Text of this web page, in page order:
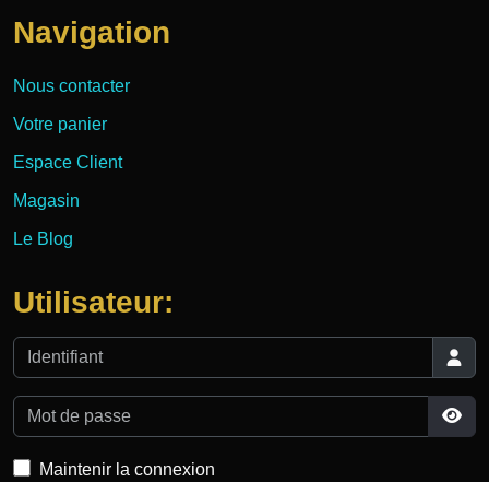
Navigation
Nous contacter
Votre panier
Espace Client
Magasin
Le Blog
Utilisateur:
Identifiant
Mot de passe
Maintenir la connexion